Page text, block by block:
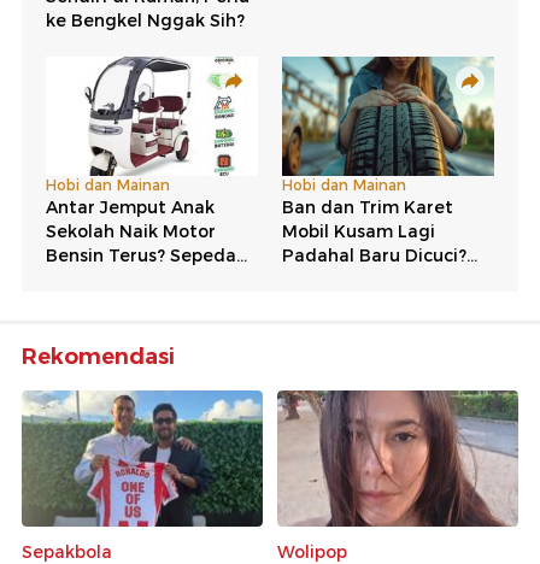
Rekomendasi
Sepakbola
Wolipop